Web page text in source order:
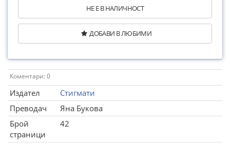
НЕ Е В НАЛИЧНОСТ
ДОБАВИ В ЛЮБИМИ
Коментари: 0
Издател
Стигмати
Преводач
Яна Букова
Брой
страници
42